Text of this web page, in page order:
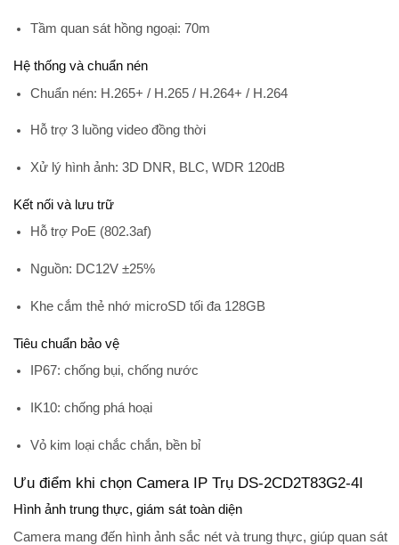
Tầm quan sát hồng ngoại: 70m
Hệ thống và chuẩn nén
Chuẩn nén: H.265+ / H.265 / H.264+ / H.264
Hỗ trợ 3 luồng video đồng thời
Xử lý hình ảnh: 3D DNR, BLC, WDR 120dB
Kết nối và lưu trữ
Hỗ trợ PoE (802.3af)
Nguồn: DC12V ±25%
Khe cắm thẻ nhớ microSD tối đa 128GB
Tiêu chuẩn bảo vệ
IP67: chống bụi, chống nước
IK10: chống phá hoại
Vỏ kim loại chắc chắn, bền bỉ
Ưu điểm khi chọn Camera IP Trụ DS-2CD2T83G2-4I
Hình ảnh trung thực, giám sát toàn diện
Camera mang đến hình ảnh sắc nét và trung thực, giúp quan sát